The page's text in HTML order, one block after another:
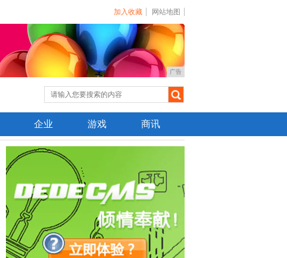
加入收藏 网站地图
广告
企业 游戏 商讯